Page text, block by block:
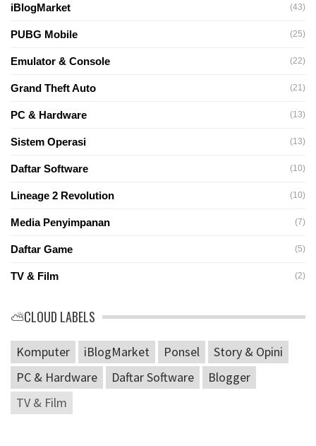
iBlogMarket (43)
PUBG Mobile (25)
Emulator & Console (22)
Grand Theft Auto (21)
PC & Hardware (13)
Sistem Operasi (13)
Daftar Software (10)
Lineage 2 Revolution (10)
Media Penyimpanan (7)
Daftar Game (5)
TV & Film (2)
⛅CLOUD LABELS
Komputer iBlogMarket Ponsel
Story & Opini
PC & Hardware
Daftar Software
Blogger
TV & Film